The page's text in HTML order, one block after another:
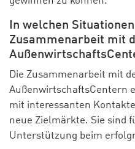
In welchen
Zusammenarbeit mit
Die Zusammenarbeit mit
AußenwirtschaftsCentern
mit interessanten
neue Zielmärkte. Sie sind
Unterstützung beim